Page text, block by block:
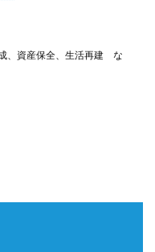
、資産保全、生活再建 な